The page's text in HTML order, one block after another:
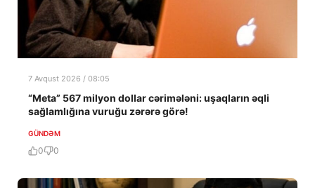
7 Avqust 2026 / 08:05
“Meta” 567 milyon dollar cərimələni: uşaqların əqli
sağlamlığına vuruğu zərərə görə!
GÜNDƏM
0 0